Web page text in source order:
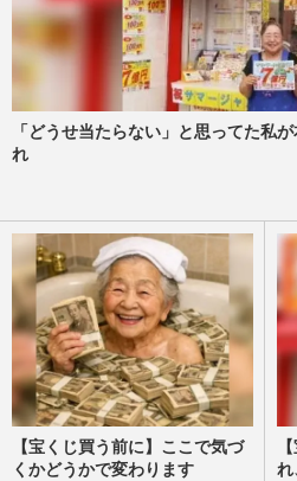
「どうせ当たらない」と思ってた私
れ
【宝くじ買う前に】ここで気づ
くかどうかで変わります
れ